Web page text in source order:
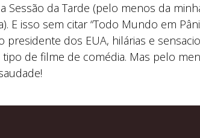
Sessão da Tarde (pelo menos da
E isso sem citar “Todo Mundo em
presidente dos EUA, hilárias e
tipo de filme de comédia. Mas pelo